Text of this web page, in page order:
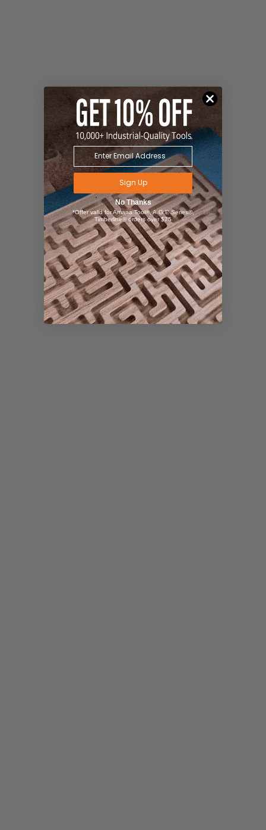
Sign Up
No Thanks
*Offer valid for Amana Tool®, A.G.E Series®,
Timberline® orders over $75